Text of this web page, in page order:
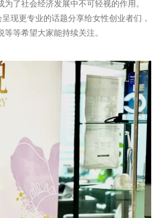
了社会经济发展中不可轻视的作用。
现更专业的话题分享给女性创业者们，
等希望大家能持续关注。